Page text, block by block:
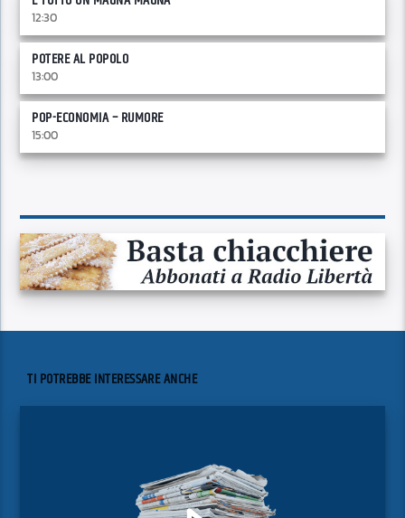
12:30
POTERE AL POPOLO
13:00
POP-ECONOMIA – RUMORE
15:00
TI POTREBBE INTERESSARE ANCHE